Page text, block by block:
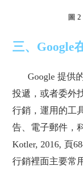
圖
三、Google
Google 提供的
投遞，或者委外
行銷，運用的工
告、電子郵件，
Kotler, 2016, 頁
行銷裡面主要常